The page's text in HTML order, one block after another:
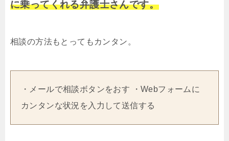
に乗ってくれる弁護士さんです。
相談の方法もとってもカンタン。
・メールで相談ボタンをおす ・Webフォームに
カンタンな状況を入力して送信する